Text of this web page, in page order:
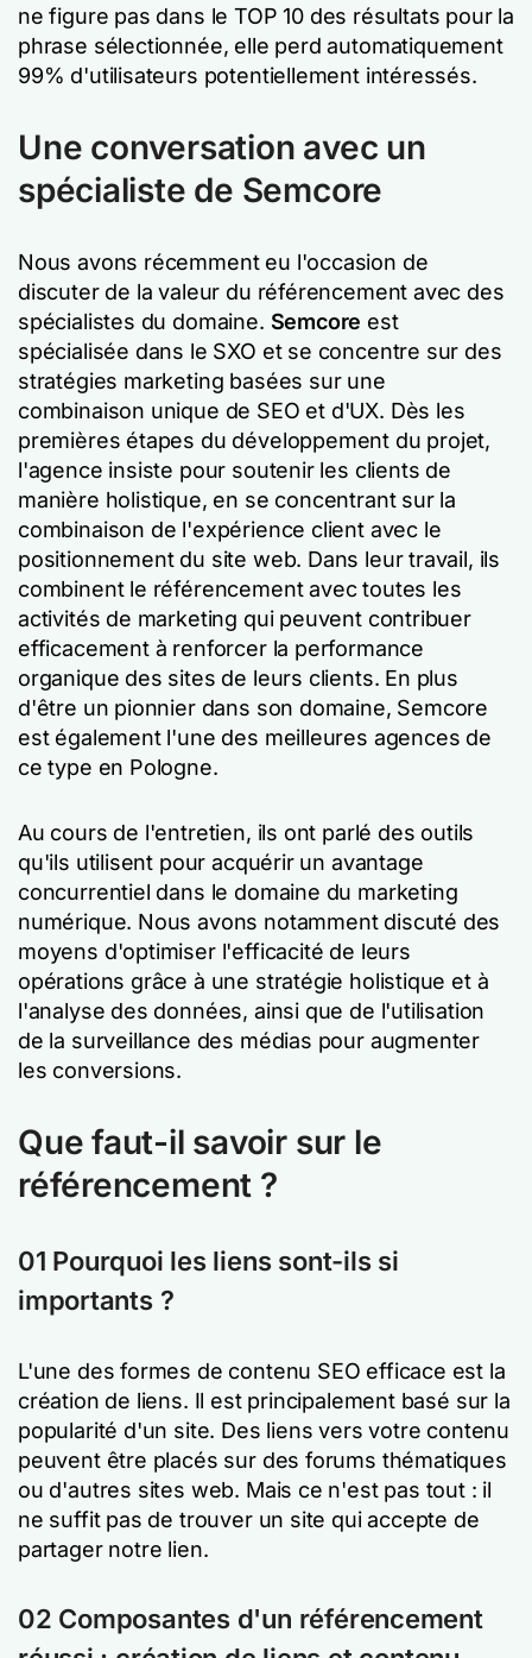
ne figure pas dans le TOP 10 des résultats pour la
phrase sélectionnée, elle perd automatiquement
99% d'utilisateurs potentiellement intéressés.
Une conversation avec un
spécialiste de Semcore
Nous avons récemment eu l'occasion de
discuter de la valeur du référencement avec des
spécialistes du domaine. Semcore est
spécialisée dans le SXO et se concentre sur des
stratégies marketing basées sur une
combinaison unique de SEO et d'UX. Dès les
premières étapes du développement du projet,
l'agence insiste pour soutenir les clients de
manière holistique, en se concentrant sur la
combinaison de l'expérience client avec le
positionnement du site web. Dans leur travail, ils
combinent le référencement avec toutes les
activités de marketing qui peuvent contribuer
efficacement à renforcer la performance
organique des sites de leurs clients. En plus
d'être un pionnier dans son domaine, Semcore
est également l'une des meilleures agences de
ce type en Pologne.
Au cours de l'entretien, ils ont parlé des outils
qu'ils utilisent pour acquérir un avantage
concurrentiel dans le domaine du marketing
numérique. Nous avons notamment discuté des
moyens d'optimiser l'efficacité de leurs
opérations grâce à une stratégie holistique et à
l'analyse des données, ainsi que de l'utilisation
de la surveillance des médias pour augmenter
les conversions.
Que faut-il savoir sur le
référencement ?
01 Pourquoi les liens sont-ils si
importants ?
L'une des formes de contenu SEO efficace est la
création de liens. Il est principalement basé sur la
popularité d'un site. Des liens vers votre contenu
peuvent être placés sur des forums thématiques
ou d'autres sites web. Mais ce n'est pas tout : il
ne suffit pas de trouver un site qui accepte de
partager notre lien.
02 Composantes d'un référencement